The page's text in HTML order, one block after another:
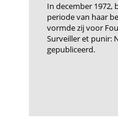
In december 1972,
periode van haar
vormde zij voor
Surveiller et punir:
gepubliceerd.